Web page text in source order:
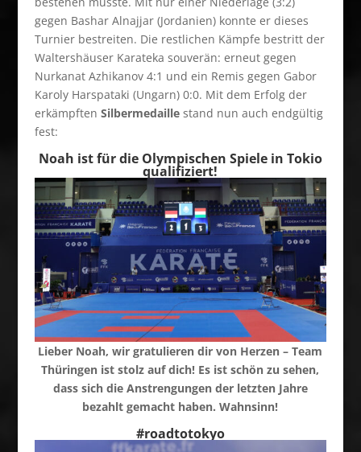
gegen Bashar Alnajjar (Jordanien) konnte er dieses
Turnier bestreiten. Die restlichen Kämpfe bestritt der
Waltershäuser Karateka souverän: erneut gegen
Nurkanat Azhikanov 4:1 und ein Remis gegen Gabor
Karoly Harspataki (Ungarn) 0:0. Mit dem Erfolg der
erkämpften Silbermedaillestand nun auch endgültig
fest:
Noah ist für die Olympischen Spiele in Tokio
qualifiziert!
Lieber Noah, wir gratulieren dir von Herzen – Team
Thüringen ist stolz auf dich! Es ist schön zu sehen,
dass sich die Anstrengungen der letzten Jahre
bezahlt gemacht haben. Wahnsinn!
#roadtotokyo